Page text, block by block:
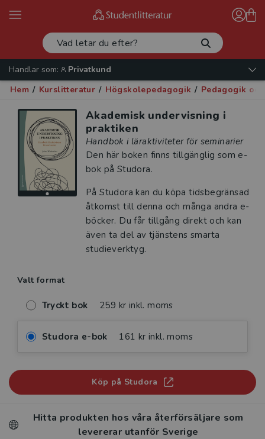
Handlar som:
Privatkund
Hem / Kurslitteratur / Högskolepedagogik / Pedagogik
Akademisk undervisning i
praktiken
Handbok i läraktiviteter för seminarier
Den här boken finns tillgänglig som e-
bok på Studora.
På Studora kan du köpa tidsbegränsad
åtkomst till denna och många andra e-
böcker. Du får tillgång direkt och kan
även ta del av tjänstens smarta
studieverktyg.
Valt format
Tryckt bok 259 kr inkl. moms
Studora e-bok 161 kr inkl. moms
Köp på Studora
Hitta produkten hos våra återförsäljare som
levererar utanför Sverige